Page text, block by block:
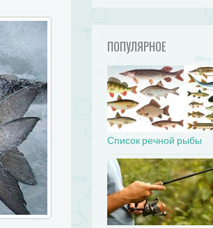
ПОПУЛЯРНОЕ
Список речной рыбы